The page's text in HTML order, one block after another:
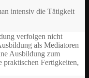
intensiv die Tätigkeit
verfolgen nicht
als Mediatoren
Ausbildung zum
praktischen Fertigkeiten,